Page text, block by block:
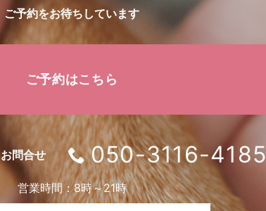
ご予約をお待ちしています
ご予約はこちら
問合せ 050-3116-4185
営業時間：8時～21時